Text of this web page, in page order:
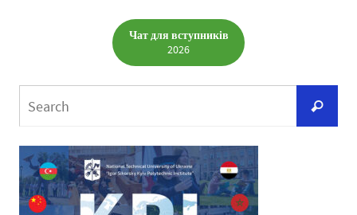
Чат для вступників
2026